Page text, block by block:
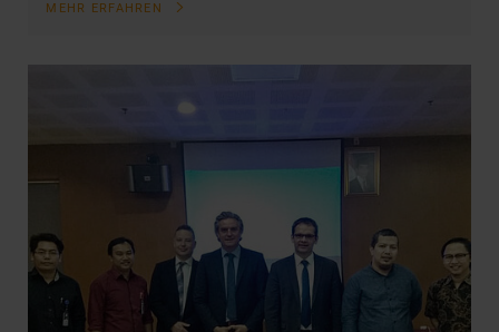
MEHR ERFAHREN